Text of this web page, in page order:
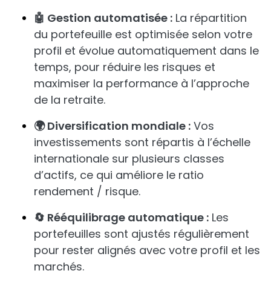
🤖 Gestion automatisée : La répartition
du portefeuille est optimisée selon votre
profil et évolue automatiquement dans le
temps, pour réduire les risques et
maximiser la performance à l’approche
de la retraite.
🌍 Diversification mondiale : Vos
investissements sont répartis à l’échelle
internationale sur plusieurs classes
d’actifs, ce qui améliore le ratio
rendement / risque.
🔄 Rééquilibrage automatique : Les
portefeuilles sont ajustés régulièrement
pour rester alignés avec votre profil et les
marchés.